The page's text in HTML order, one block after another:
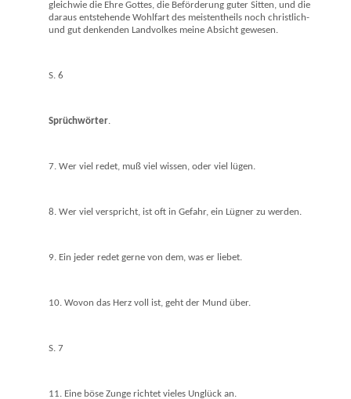
gleichwie die Ehre Gottes, die Beförderung guter Sitten, und die
daraus entstehende Wohlfart des meistentheils noch christlich-
und gut denkenden Landvolkes meine Absicht gewesen.
S. 6
Sprüchwörter.
7. Wer viel redet, muß viel wissen, oder viel lügen.
8. Wer viel verspricht, ist oft in Gefahr, ein Lügner zu werden.
9. Ein jeder redet gerne von dem, was er liebet.
10. Wovon das Herz voll ist, geht der Mund über.
S. 7
11. Eine böse Zunge richtet vieles Unglück an.